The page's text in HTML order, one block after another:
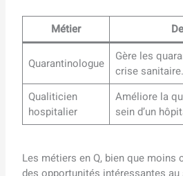
Métier
Quarantinologue
Gère les
crise sanitaire.
Qualiticien
hospitalier
Améliore la
sein d’un
Les métiers en Q, bien que moins